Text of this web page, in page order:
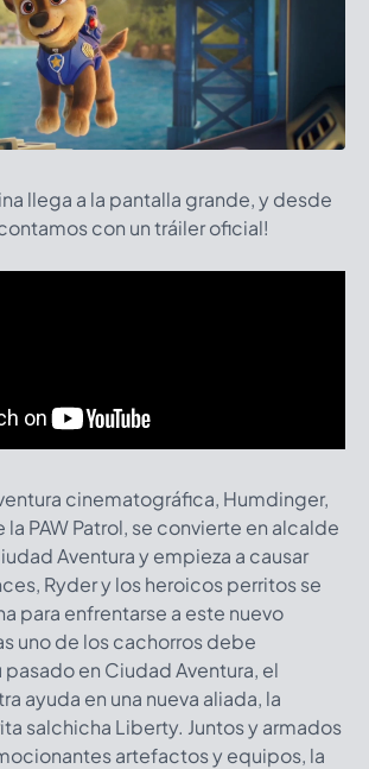
llega a la pantalla grande, y desde
con un tráiler oficial!
cinematográfica, Humdinger,
la PAW Patrol, se convierte en alcalde
Aventura y empieza a causar
Ryder y los heroicos perritos se
para enfrentarse a este nuevo
uno de los cachorros debe
pasado en Ciudad Aventura, el
ayuda en una nueva aliada, la
salchicha Liberty. Juntos y armados
artefactos y equipos, la